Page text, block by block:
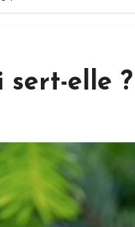
sert-elle ?